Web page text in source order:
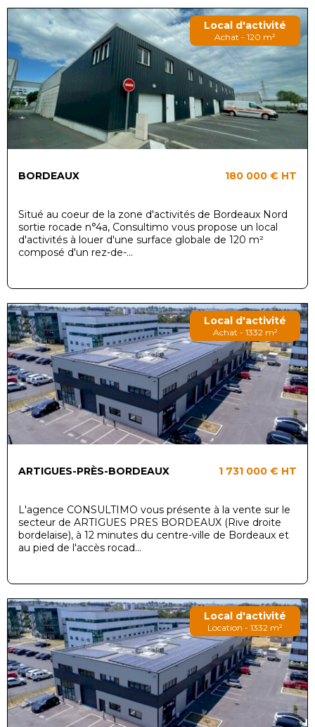
Local d'activité
Achat - 120 m²
BORDEAUX 180 000 € HT
Situé au coeur de la zone d'activités de Bordeaux Nord
sortie rocade n°4a, Consultimo vous propose un local
d'activités à louer d'une surface globale de 120 m²
composé d'un rez-de-...
Local d'activité
Achat - 1332 m²
ARTIGUES-PRÈS-BORDEAUX 1 731 000 € HT
L'agence CONSULTIMO vous présente à la vente sur le
secteur de ARTIGUES PRES BORDEAUX (Rive droite
bordelaise), à 12 minutes du centre-ville de Bordeaux et
au pied de l'accès rocad...
Local d'activité
Location - 1332 m²